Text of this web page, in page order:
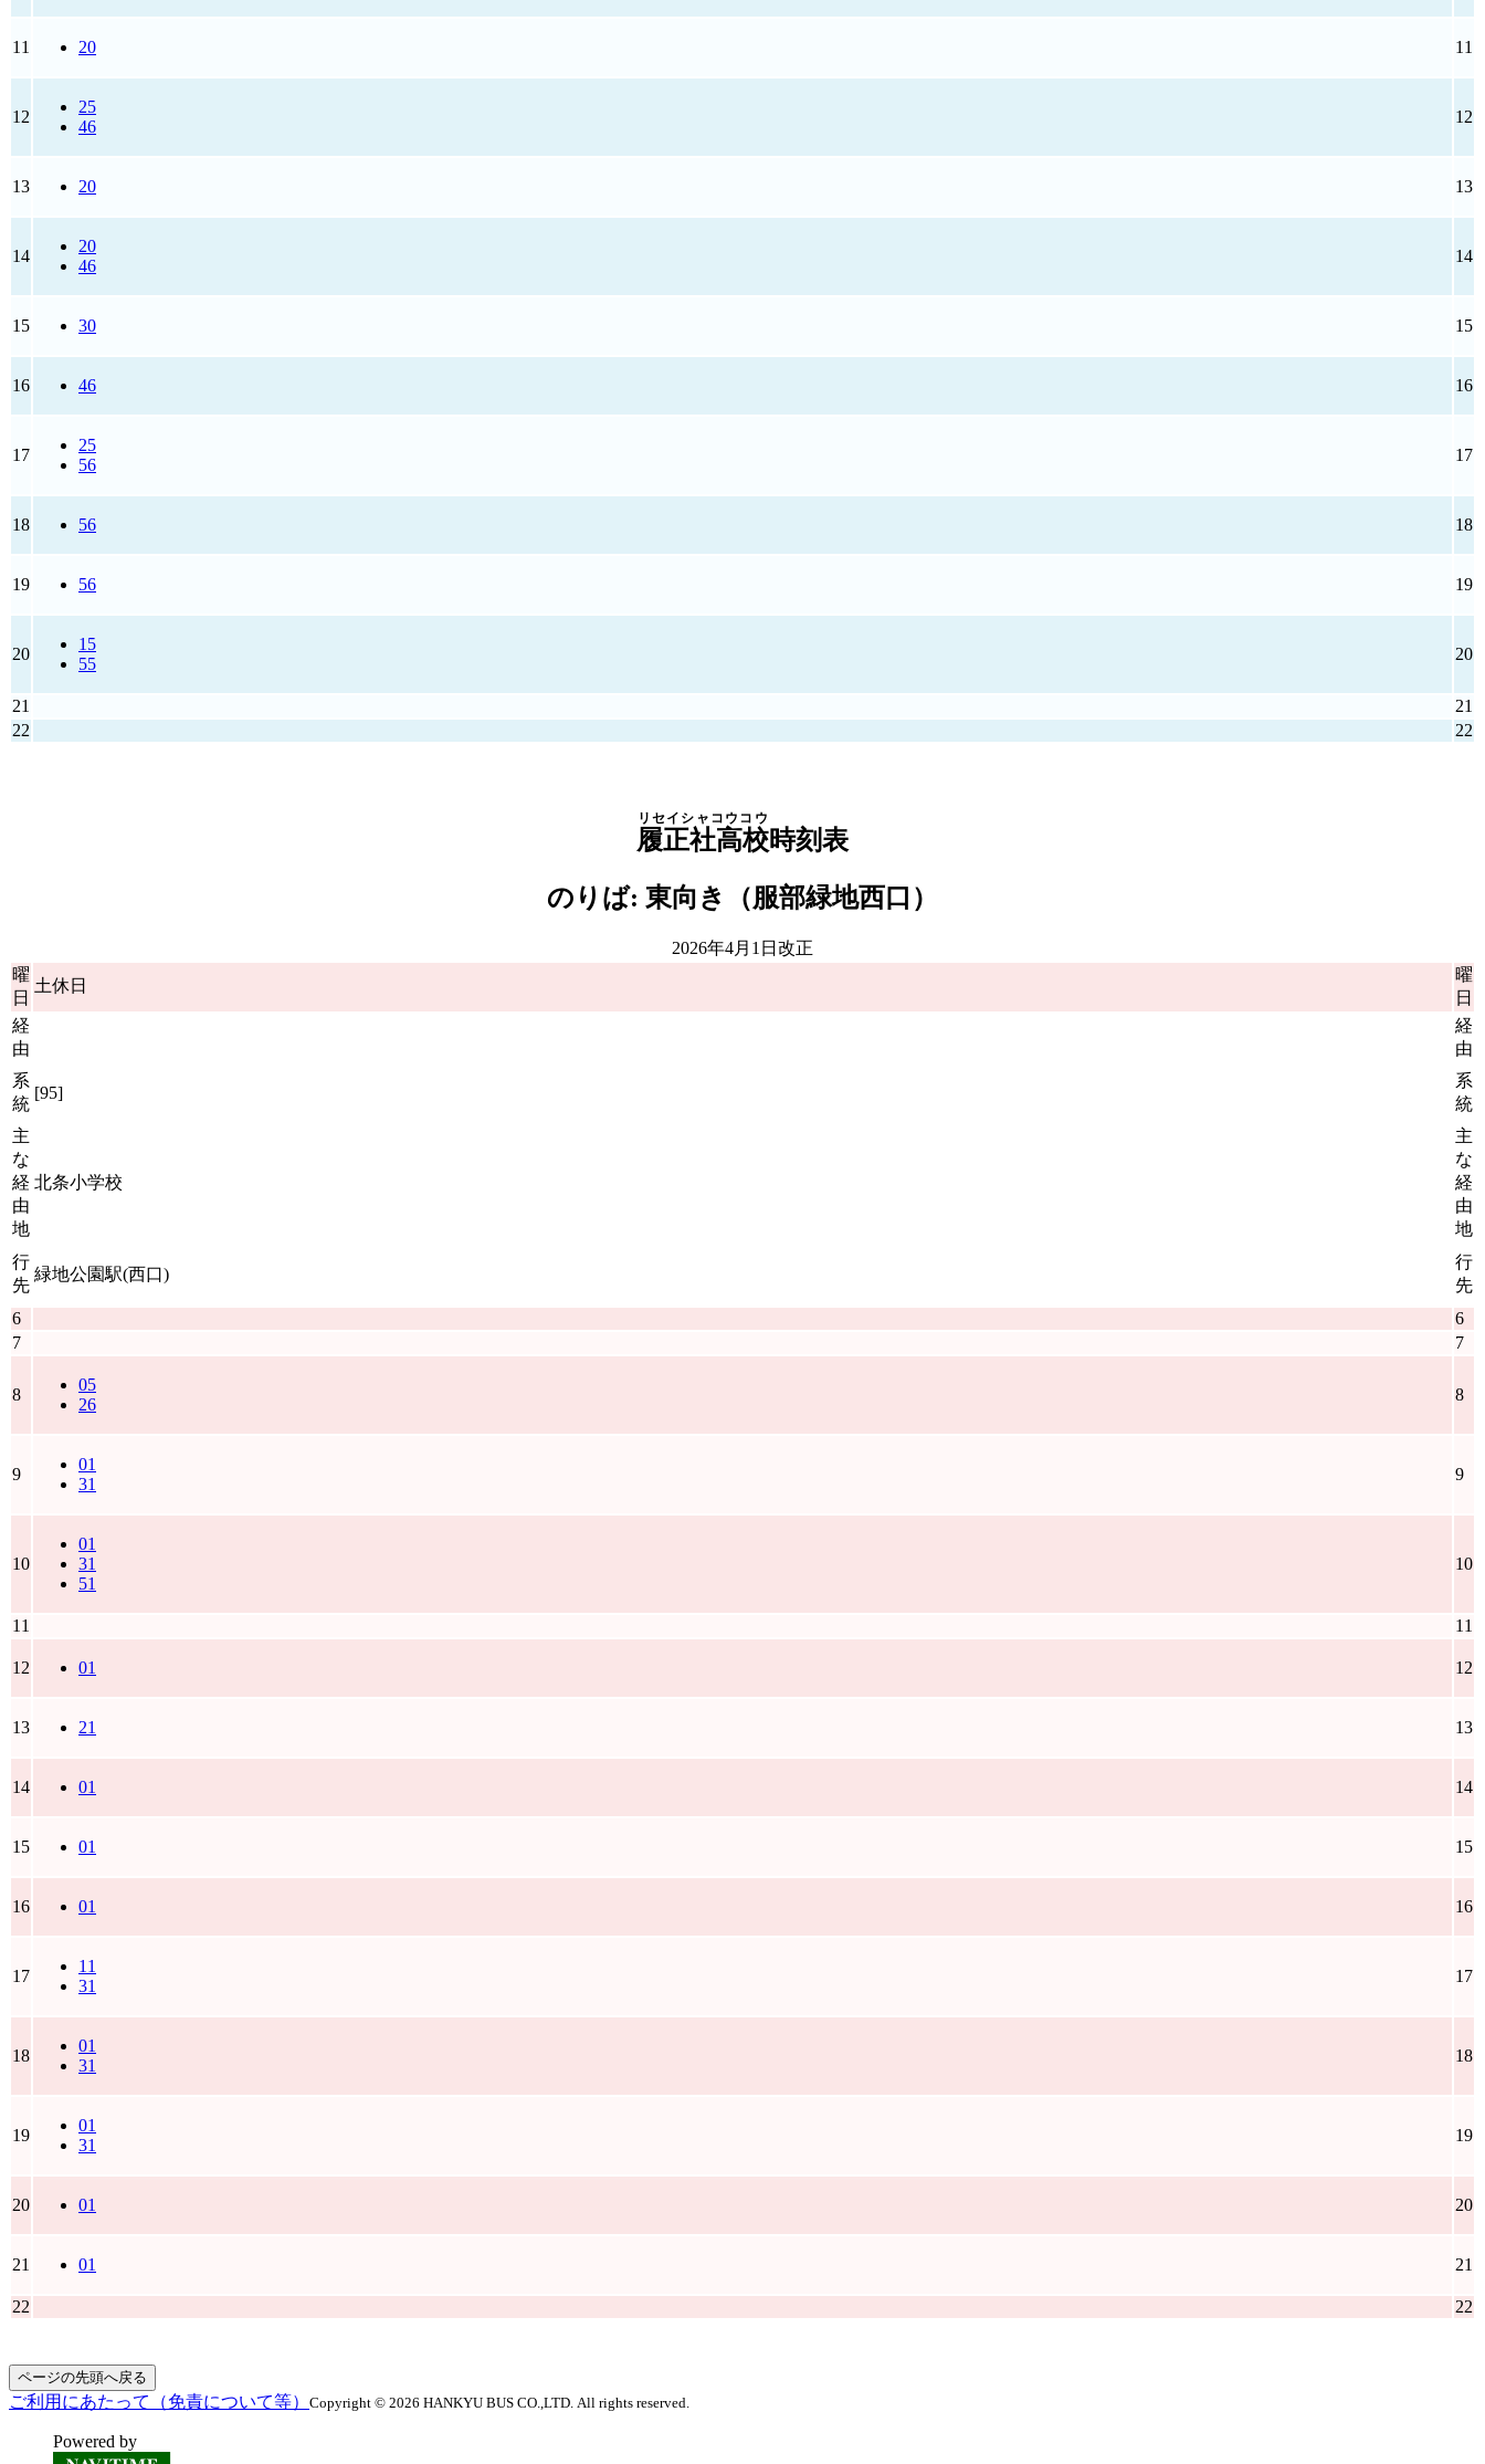
11 20 11
12
25
46
12
13 20 13
14
20
46
14
15 30 15
16 46 16
17
25
56
17
18 56 18
19 56 19
20
15
55
20
21
21
22
22
履正社高校
リセイシャコウコウ
時刻表
のりば: 東向き（服部緑地西口）
2026年4月1日改正
曜
日
土休日
曜
日
経
由
経
由
系
統
[95]
系
統
主
な
経
由
地
北条小学校
主
な
経
由
地
行
先
緑地公園駅(西口)
行
先
6
6
7
7
8
05
26
8
9
01
31
9
10
01
31
51
10
11 11
12 01 12
13 21 13
14 01 14
15 01 15
16 01 16
17
11
31
17
18
01
31
18
19
01
31
19
20 01 20
21 01 21
22 22
ページの先頭へ戻る
ご利用にあたって（免責について等） Copyright © 2026 HANKYU BUS CO.,LTD. All rights reserved.
Powered by